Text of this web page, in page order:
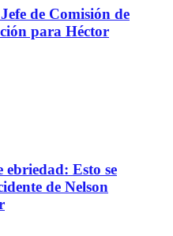
de Comisión de
para Héctor
ebriedad: Esto se
de Nelson